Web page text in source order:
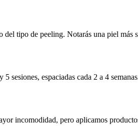
del tipo de peeling. Notarás una piel más
sesiones, espaciadas cada 2 a 4
incomodidad, pero aplicamos